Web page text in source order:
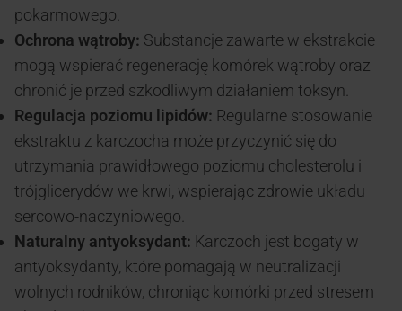
pokarmowego.
Ochrona wątroby: Substancje zawarte w ekstrakcie
mogą wspierać regenerację komórek wątroby oraz
chronić je przed szkodliwym działaniem toksyn.
Regulacja poziomu lipidów: Regularne stosowanie
ekstraktu z karczocha może przyczynić się do
utrzymania prawidłowego poziomu cholesterolu i
trójglicerydów we krwi, wspierając zdrowie układu
sercowo-naczyniowego.
Naturalny antyoksydant: Karczoch jest bogaty w
antyoksydanty, które pomagają w neutralizacji
wolnych rodników, chroniąc komórki przed stresem